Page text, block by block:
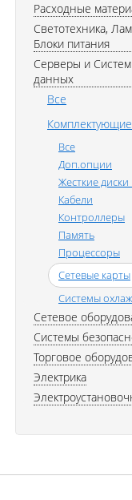
Расходные
Светотехника,
Блоки питания
Серверы и
данных
Все
Комплектующие
Все
Доп.опции
Жесткие диски
Кабели
Контроллеры
Память
Процессоры
Сетевые карты
Системы
Сетевое
Системы
Торговое
Электрика